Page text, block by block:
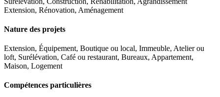
Extension, Rénovation, Aménagement
Nature des projets
Extension, Équipement, Boutique ou local, Immeuble, Atelier ou
loft, Surélévation, Café ou restaurant, Bureaux, Appartement,
Maison, Logement
Compétences particulières